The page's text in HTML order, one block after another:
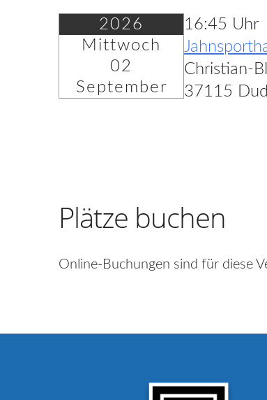
2026
Mittwoch
02
September
16:45 Uhr
Christian-
37115
Plätze buchen
Online-Buchungen sind für diese